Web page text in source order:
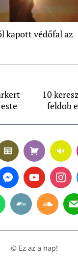
kapott védőfal az
10
feldob
© Ez az a nap!